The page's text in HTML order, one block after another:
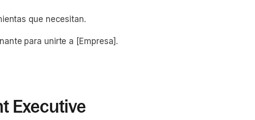
que necesitan.
para unirte a [Empresa].
Executive